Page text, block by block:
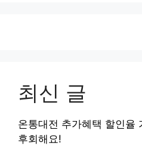
최신 글
온통대전 추가혜택 할인율
후회해요!